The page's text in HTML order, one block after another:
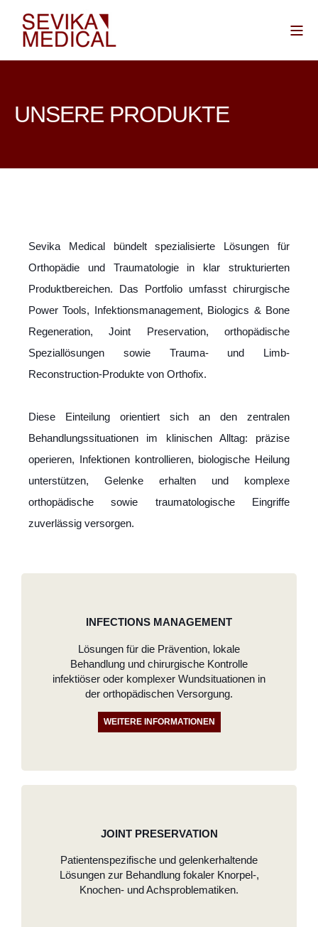
UNSERE PRODUKTE
Sevika Medical bündelt spezialisierte Lösungen für
Orthopädie und Traumatologie in klar strukturierten
Produktbereichen. Das Portfolio umfasst chirurgische
Power Tools, Infektionsmanagement, Biologics & Bone
Regeneration, Joint Preservation, orthopädische
Speziallösungen sowie Trauma- und Limb-
Reconstruction-Produkte von Orthofix.
Diese Einteilung orientiert sich an den zentralen
Behandlungssituationen im klinischen Alltag: präzise
operieren, Infektionen kontrollieren, biologische Heilung
unterstützen, Gelenke erhalten und komplexe
orthopädische sowie traumatologische Eingriffe
zuverlässig versorgen.
INFECTIONS MANAGEMENT
Lösungen für die Prävention, lokale
Behandlung und chirurgische Kontrolle
infektiöser oder komplexer Wundsituationen in
der orthopädischen Versorgung.
WEITERE INFORMATIONEN
JOINT PRESERVATION
Patientenspezifische und gelenkerhaltende
Lösungen zur Behandlung fokaler Knorpel-,
Knochen- und Achsproblematiken.